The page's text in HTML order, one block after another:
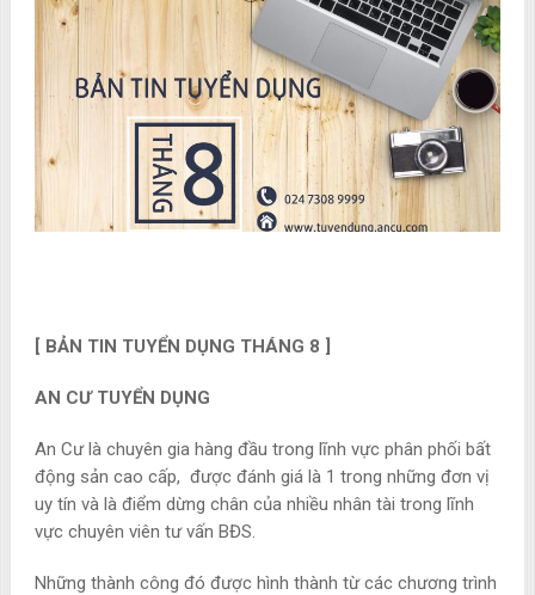
[ BẢN TIN TUYỂN DỤNG THÁNG 8 ]
AN CƯ TUYỂN DỤNG
An Cư là chuyên gia hàng đầu trong lĩnh vực phân phối bất
động sản cao cấp, được đánh giá là 1 trong những đơn vị
uy tín và là điểm dừng chân của nhiều nhân tài trong lĩnh
vực chuyên viên tư vấn BĐS.
Những thành công đó được hình thành từ các chương trình